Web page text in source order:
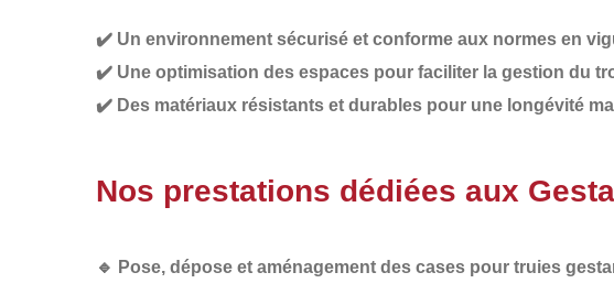
✔️ Un environnement sécurisé et conforme aux normes en
✔️ Une optimisation des espaces pour faciliter la gestion du
✔️ Des matériaux résistants et durables pour une longévité
Nos prestations dédiées aux
🔹 Pose, dépose et aménagement des cases pour truies